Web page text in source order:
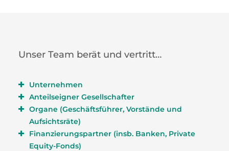
Unser Team berät und vertritt…
Unternehmen
Anteilseigner Gesellschafter
Organe (Geschäftsführer, Vorstände und
Aufsichtsräte)
Finanzierungspartner (insb. Banken, Private
Equity-Fonds)